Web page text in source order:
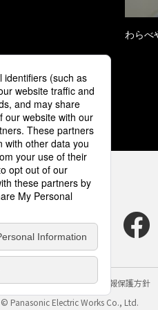
わらべ
クッキーポリシー
個人情報保護方針
© Panasonic Electric Works Co., Ltd.